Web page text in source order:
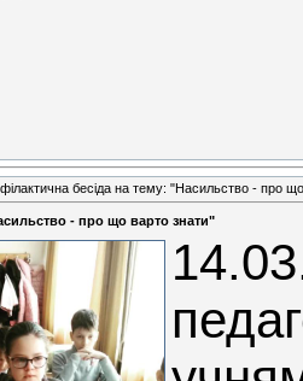
бесiда на тему: "Насильство - про
- про що варто знати"